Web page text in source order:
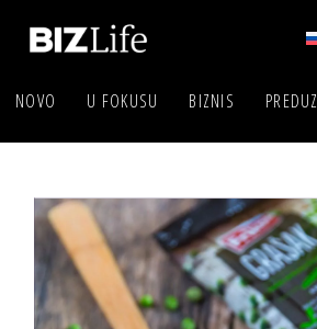
NOVO U FOKUSU BIZNIS